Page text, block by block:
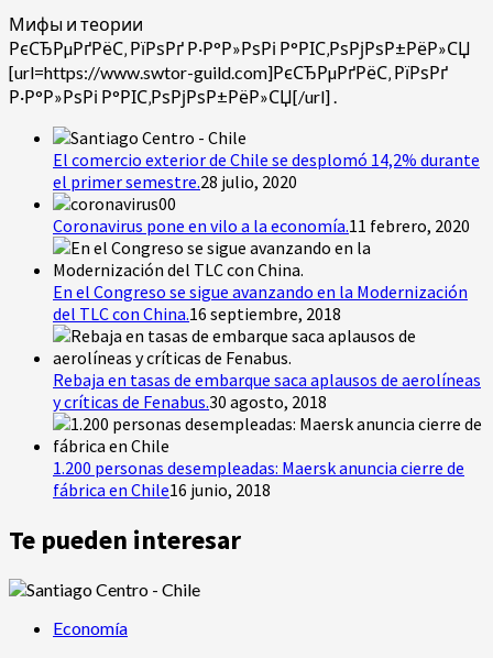
Мифы и теории
РєСЂРµРґРёС‚ РїРѕРґ Р·Р°Р»РѕРі Р°РІС‚РѕРјРѕР±РёР»СЏ
[url=https://www.swtor-guild.com]РєСЂРµРґРёС‚ РїРѕРґ
Р·Р°Р»РѕРі Р°РІС‚РѕРјРѕР±РёР»СЏ[/url] .
El comercio exterior de Chile se desplomó 14,2% durante
el primer semestre.28 julio, 2020
Coronavirus pone en vilo a la economía.11 febrero, 2020
En el Congreso se sigue avanzando en la Modernización
del TLC con China.16 septiembre, 2018
Rebaja en tasas de embarque saca aplausos de aerolíneas
y críticas de Fenabus.30 agosto, 2018
1.200 personas desempleadas: Maersk anuncia cierre de
fábrica en Chile16 junio, 2018
Te pueden interesar
Economía